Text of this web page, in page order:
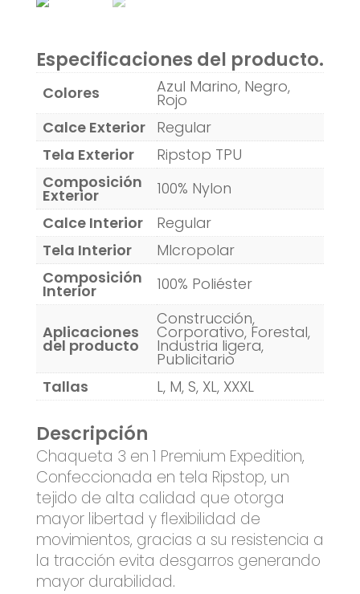
Especificaciones del producto.
Colores Azul Marino, Negro,
Rojo
Calce Exterior
Regular
Tela Exterior
Ripstop TPU
Composición
Exterior
100% Nylon
Calce Interior
Regular
Tela Interior
MIcropolar
Composición
Interior 100% Poliéster
Aplicaciones
del producto
Construcción,
Corporativo, Forestal,
Industria ligera,
Publicitario
Tallas
L, M, S, XL, XXXL
Descripción
Chaqueta 3 en 1 Premium Expedition,
Confeccionada en tela Ripstop, un
tejido de alta calidad que otorga
mayor libertad y flexibilidad de
movimientos, gracias a su resistencia a
la tracción evita desgarros generando
mayor durabilidad.